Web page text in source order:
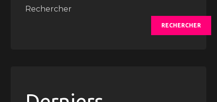
Rechercher
RECHERCHER